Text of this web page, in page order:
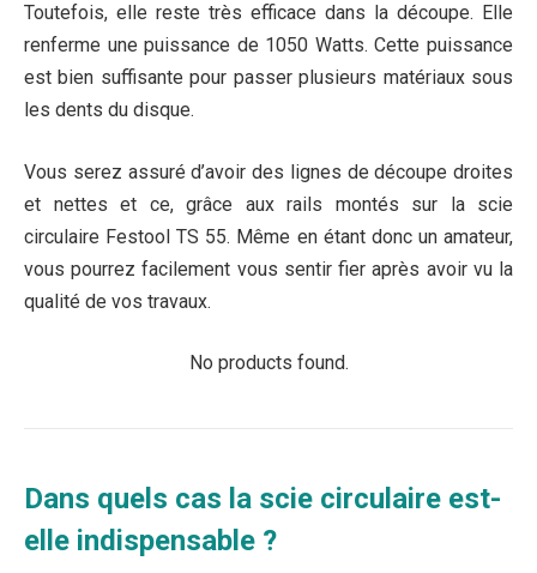
Toutefois, elle reste très efficace dans la découpe. Elle
renferme une puissance de 1050 Watts. Cette puissance
est bien suffisante pour passer plusieurs matériaux sous
les dents du disque.
Vous serez assuré d’avoir des lignes de découpe droites
et nettes et ce, grâce aux rails montés sur la scie
circulaire Festool TS 55. Même en étant donc un amateur,
vous pourrez facilement vous sentir fier après avoir vu la
qualité de vos travaux.
No products found.
Dans quels cas la scie circulaire est-
elle indispensable ?